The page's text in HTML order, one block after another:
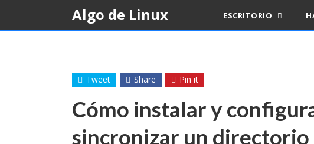
content
Algo de Linux ESCRITORIO
Tweet Share Pin it
Cómo instalar y
sincronizar un directorio